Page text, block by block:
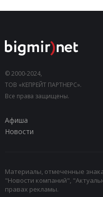
© 2000-2024,
ТОВ «КЕПРЕЙТ ПАРТНЕРС».
Все права защищены.
Афиша
Новости
Материалы, отмеченные
"Новости компаний",
правах рекламы.